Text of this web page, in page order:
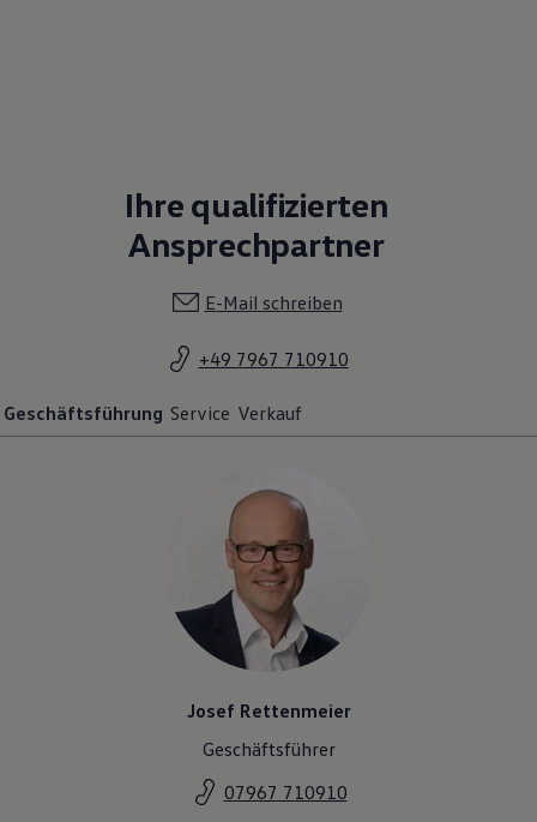
Ihre qualifizierten
Ansprechpartner
E-Mail schreiben
+49 7967 710910
Geschäftsführung Service Verkauf
Josef Rettenmeier
Geschäftsführer
07967 710910